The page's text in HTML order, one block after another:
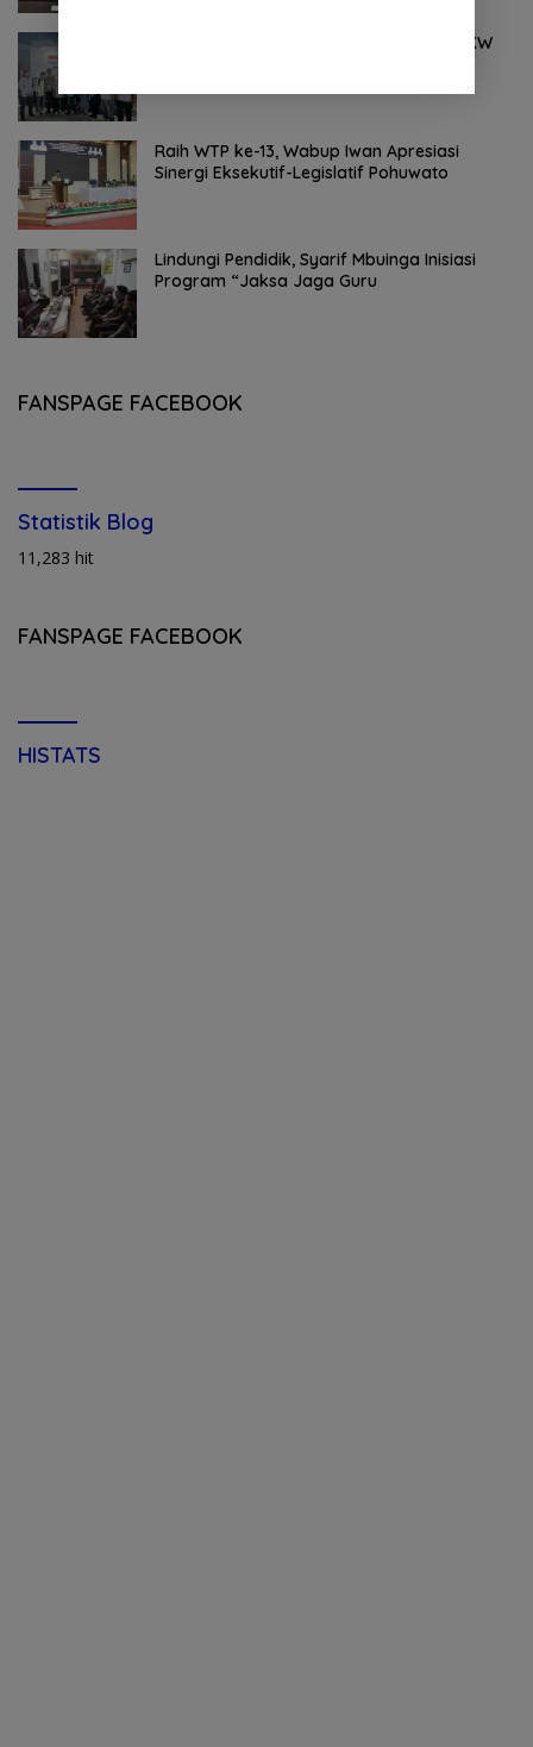
Heboh ! 93,33 Persen Wartawan Lulus UKW
Raih WTP ke-13, Wabup Iwan Apresiasi
Sinergi Eksekutif-Legislatif Pohuwato
Lindungi Pendidik, Syarif Mbuinga Inisiasi
Program “Jaksa Jaga Guru
FANSPAGE FACEBOOK
Statistik Blog
11,283 hit
FANSPAGE FACEBOOK
HISTATS